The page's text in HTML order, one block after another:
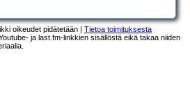
oikeudet pidätetään | Tietoa toimituksesta
ja last.fm-linkkien sisällöstä eikä takaa niiden